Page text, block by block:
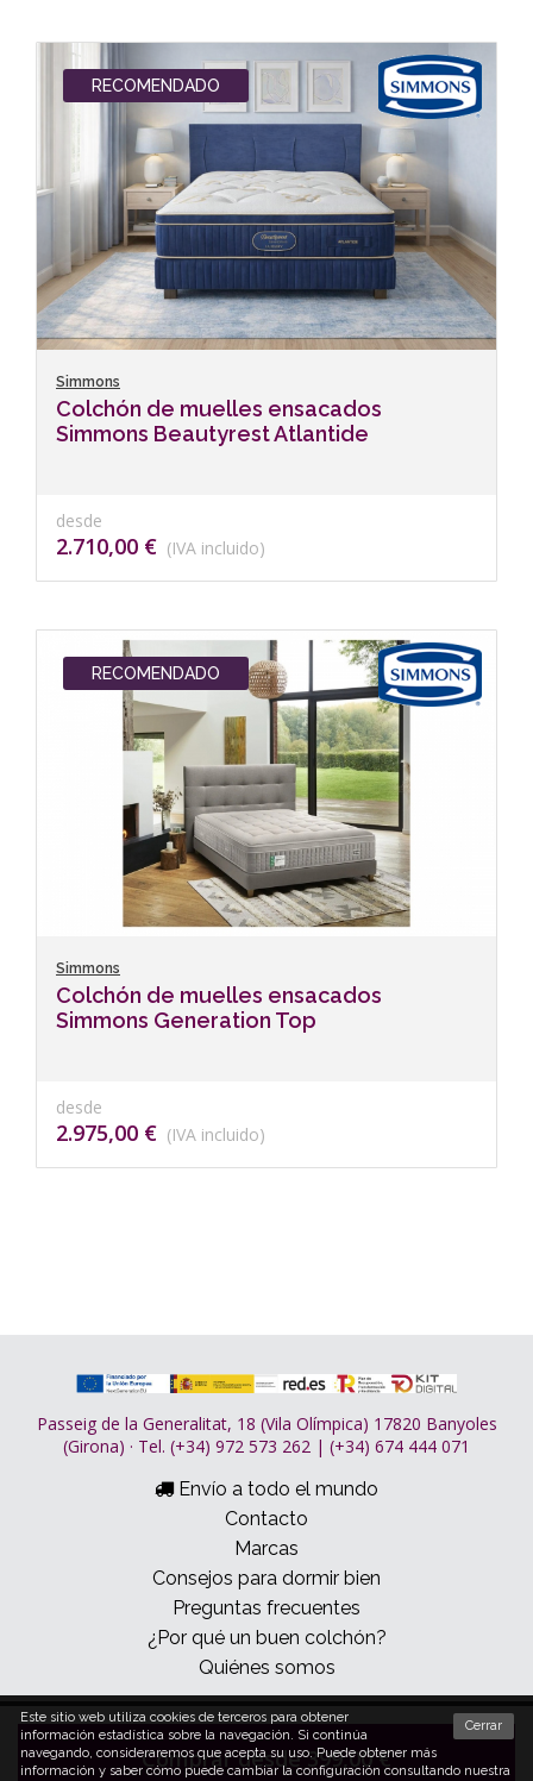
Comprar desde 399,00 €
RECOMENDADO
Simmons
Colchón de muelles ensacados
Simmons Beautyrest Atlantide
desde
2.710,00 € (IVA incluido)
RECOMENDADO
Simmons
Colchón de muelles ensacados
Simmons Generation Top
desde
2.975,00 € (IVA incluido)
Passeig de la Generalitat, 18 (Vila Olímpica) 17820 Banyoles
(Girona) · Tel. (+34) 972 573 262 | (+34) 674 444 071
Envío a todo el mundo
Contacto
Marcas
Consejos para dormir bien
Preguntas frecuentes
¿Por qué un buen colchón?
Quiénes somos
© 2026 Dormitum
Condiciones de Compra
Política de cookies
Aviso legal y política de privacidad
Cerrar
Este sitio web utiliza cookies de terceros para obtener
información estadística sobre la navegación. Si continúa
navegando, consideraremos que acepta su uso. Puede obtener más
información y saber cómo puede cambiar la configuración consultando nuestra